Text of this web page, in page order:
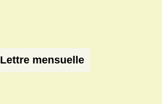
Lettre mensuelle